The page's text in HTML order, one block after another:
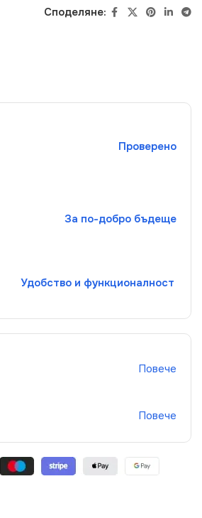
Споделяне:
Проверено
За по-добро бъдеще
Удобство и функционалност
Повече
Повече